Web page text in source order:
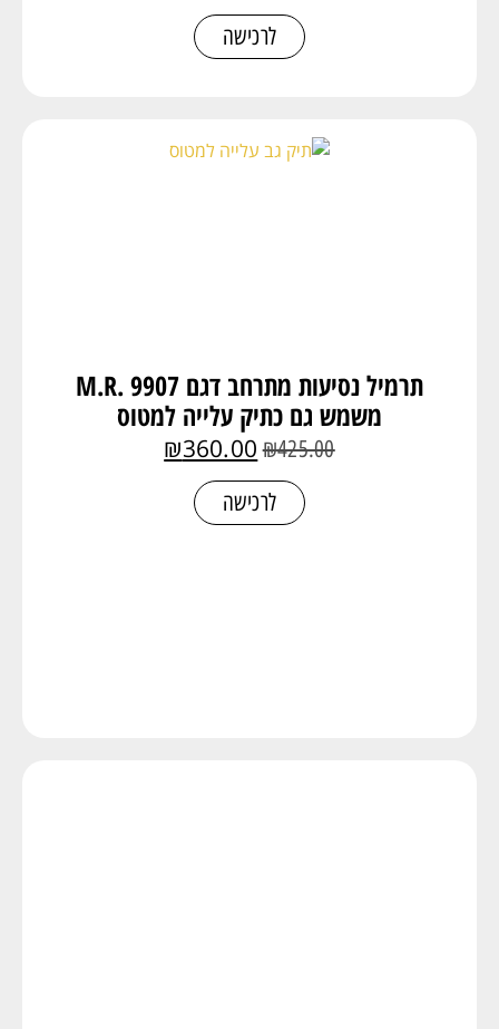
לרכישה
תרמיל נסיעות מתרחב דגם M.R. 9907
משמש גם כתיק עלייה למטוס
₪425.00
₪360.00
לרכישה